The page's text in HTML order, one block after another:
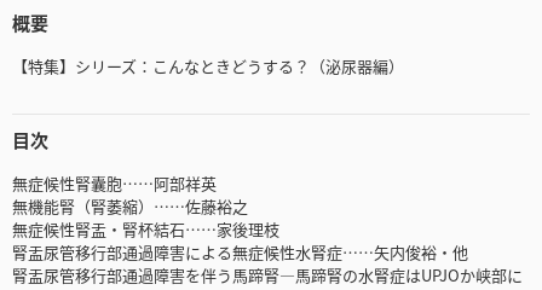
概要
【特集】シリーズ：こんなときどうする？（泌尿器編）
目次
無症候性腎囊胞……阿部祥英
無機能腎（腎萎縮）……佐藤裕之
無症候性腎盂・腎杯結石……家後理枝
腎盂尿管移行部通過障害による無症候性水腎症……矢内俊裕・他
腎盂尿管移行部通過障害を伴う馬蹄腎―馬蹄腎の水腎症はUPJOか峡部に